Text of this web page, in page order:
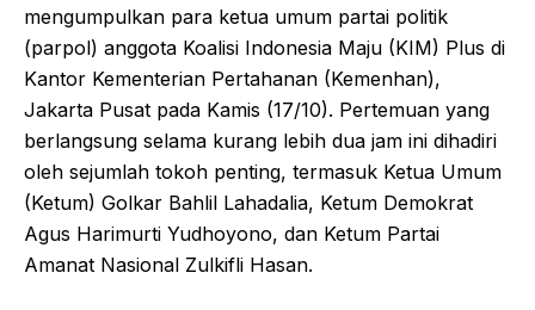
mengumpulkan para ketua umum partai politik
(parpol) anggota Koalisi Indonesia Maju (KIM) Plus di
Kantor Kementerian Pertahanan (Kemenhan),
Jakarta Pusat pada Kamis (17/10). Pertemuan yang
berlangsung selama kurang lebih dua jam ini dihadiri
oleh sejumlah tokoh penting, termasuk Ketua Umum
(Ketum) Golkar Bahlil Lahadalia, Ketum Demokrat
Agus Harimurti Yudhoyono, dan Ketum Partai
Amanat Nasional Zulkifli Hasan.